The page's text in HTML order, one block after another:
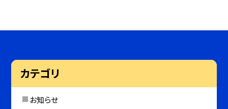
カテゴリ
お知らせ